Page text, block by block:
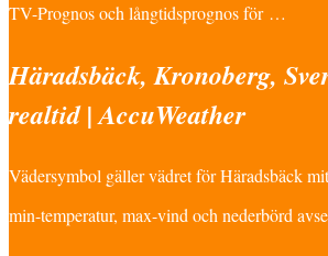
TV-Prognos och långtidsprognos för …
Häradsbäck, Kronoberg,
realtid | AccuWeather
Vädersymbol gäller vädret för Häradsbäck
min-temperatur, max-vind och nederbörd